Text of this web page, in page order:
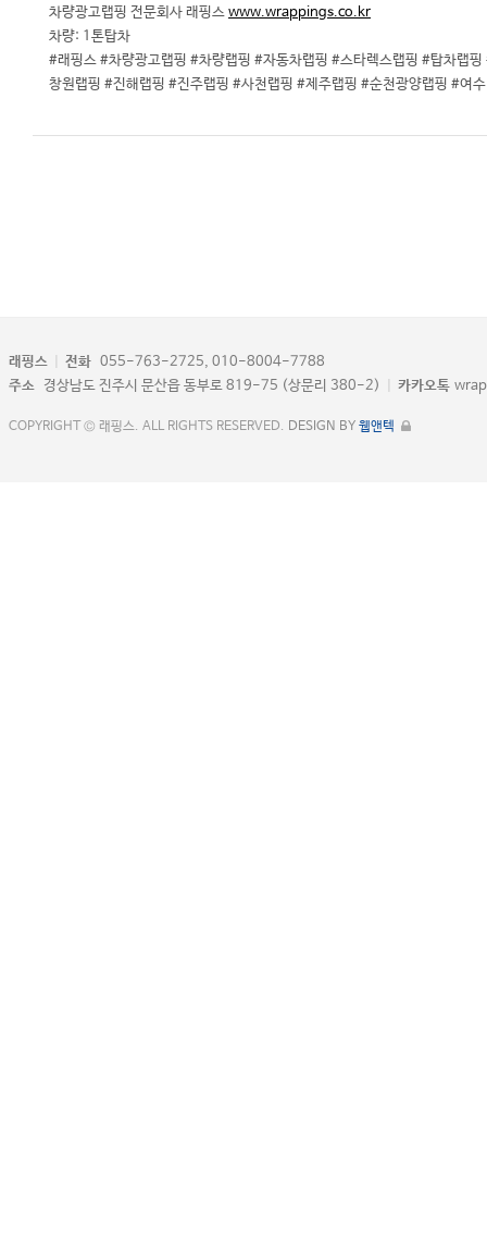
차량광고랩핑 전문회사 래핑스 www.wrappings.co.kr
차량: 1톤탑차
#래핑스 #차량광고랩핑 #차량랩핑 #자동차랩핑 #스타렉스랩핑 #탑차랩
창원랩핑 #진해랩핑 #진주랩핑 #사천랩핑 #제주랩핑 #순천광양랩핑 #여
래핑스 전화 055-763-2725, 010-8004-7788
주소 경상남도 진주시 문산읍 동부로 819-75 (상문리 380-2) 카카오톡
COPYRIGHT © 래핑스. ALL RIGHTS RESERVED. DESIGN BY 웹앤텍